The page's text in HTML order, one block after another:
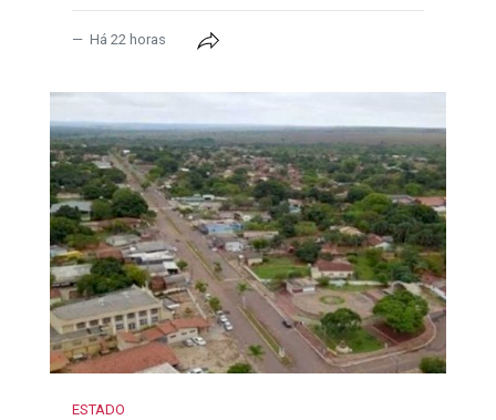
Há 22 horas
ESTADO